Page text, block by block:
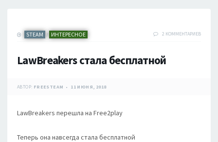
STEAM / ИНТЕРЕСНОЕ 2 КОММЕНТАРИЕВ
LawBreakers стала бесплатной
АВТОР: FREESTEAM 11 ИЮНЯ, 2018
LawBreakers перешла на Free2play
Теперь она навсегда стала бесплатной